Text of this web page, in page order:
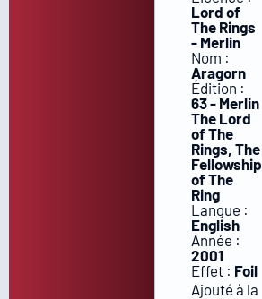
Lord of
The Rings
- Merlin
Nom :
Aragorn
Édition :
63 - Merlin
The Lord
of The
Rings, The
Fellowship
of The
Ring
Langue :
English
Année :
2001
Effet : Foil
Ajouté à la